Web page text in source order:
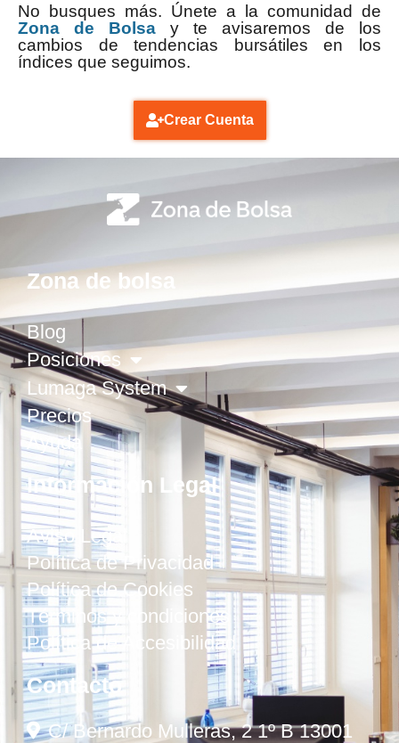
No busques más. Únete a la comunidad de
Zona de Bolsa y te avisaremos de los
cambios de tendencias bursátiles en los
índices que seguimos.
Crear Cuenta
Zona de bolsa
Blog
Posiciones
Lumaga System
Precios
Ayuda
Información Legal
Aviso Legal
Política de Privacidad
Política de Cookies
Términos y condiciones
Política de Accesibilidad
Contacto
C/ Bernardo Mulleras, 2 1º B 13001